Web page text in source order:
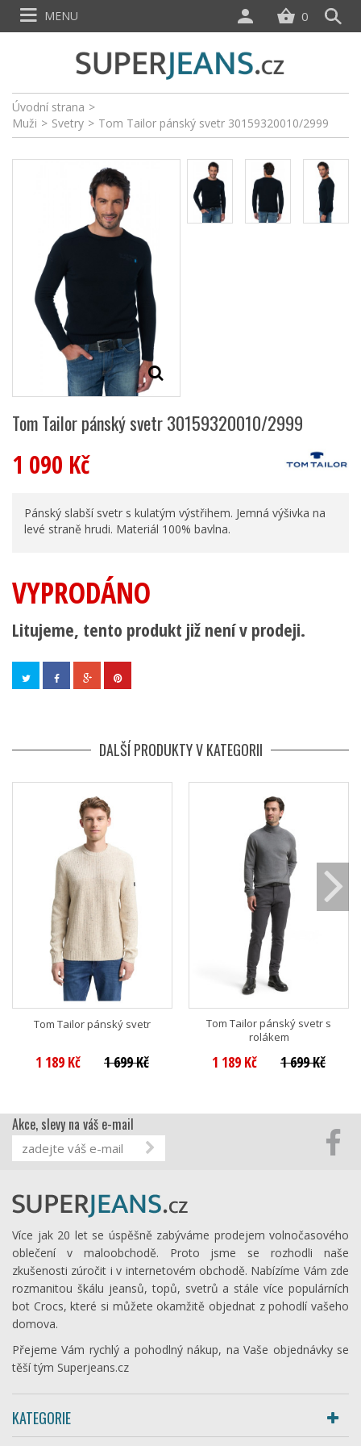
Úvodní strana >
Muži > Svetry > Tom Tailor pánský svetr 30159320010/2999
Tom Tailor pánský svetr 30159320010/2999
1 090 Kč
Pánský slabší svetr s kulatým výstřihem. Jemná výšivka na
levé straně hrudi. Materiál 100% bavlna.
VYPRODÁNO
Litujeme, tento produkt již není v prodeji.
DALŠÍ PRODUKTY V KATEGORII
Tom Tailor pánský svetr
1 189 Kč 1 699 Kč
Tom Tailor pánský svetr s
rolákem
1 189 Kč 1 699 Kč
0
MENU
Akce, slevy na váš e-mail
Více jak 20 let se úspěšně zabýváme prodejem volnočasového
oblečení v maloobchodě. Proto jsme se rozhodli naše
zkušenosti zúročit i v internetovém obchodě. Nabízíme Vám zde
rozmanitou škálu jeansů, topů, svetrů a stále více populárních
bot Crocs, které si můžete okamžitě objednat z pohodlí vašeho
domova.
Přejeme Vám rychlý a pohodlný nákup, na Vaše objednávky se
těší tým Superjeans.cz
KATEGORIE